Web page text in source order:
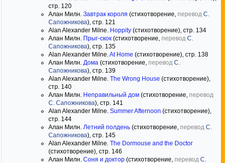
стр. 120
Алан Милн. Завтрак короля (стихотворение, перевод С.
Сапожникова), стр. 121
Alan Alexander Milne. Hoppity (стихотворение), стр. 134
Алан Милн. Прыг-скок (стихотворение, перевод С.
Сапожникова), стр. 135
Alan Alexander Milne. At Home (стихотворение), стр. 138
Алан Милн. Дома (стихотворение, перевод С.
Сапожникова), стр. 139
Alan Alexander Milne. The Wrong House (стихотворение),
стр. 140
Алан Милн. Неправильный дом (стихотворение, перевод
С. Сапожникова), стр. 141
Alan Alexander Milne. Summer Afternoon (стихотворение),
стр. 144
Алан Милн. Летний полдень (стихотворение, перевод С.
Сапожникова), стр. 145
Alan Alexander Milne. The Dormouse and the Doctor
(стихотворение), стр. 146
Алан Милн. Соня и доктор (стихотворение, перевод С.